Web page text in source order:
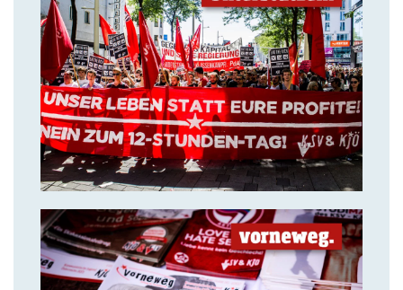
14. Juli 2018
Solidarität ist unsere stärkste
Waffe!